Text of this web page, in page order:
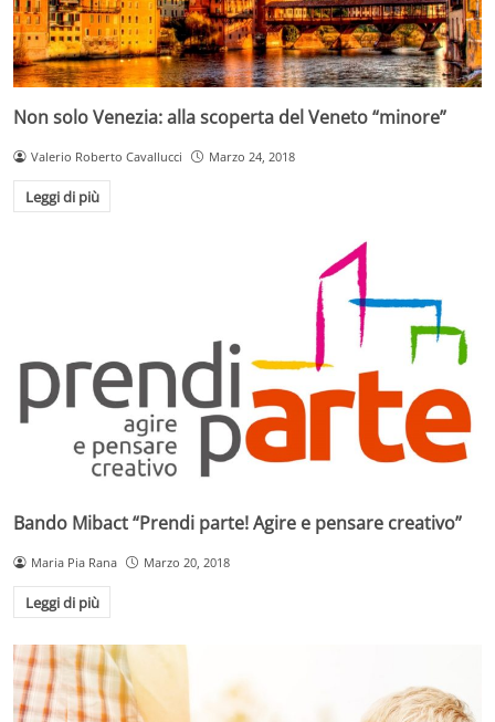
Non solo Venezia: alla scoperta del Veneto “minore”
Valerio Roberto Cavallucci Marzo 24, 2018
Leggi di più
Bando Mibact “Prendi parte! Agire e pensare creativo”
Maria Pia Rana Marzo 20, 2018
Leggi di più